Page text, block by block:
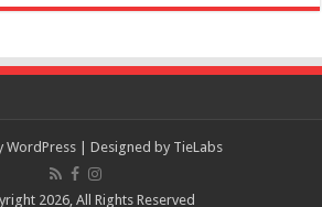
WordPress | Designed by TieLabs
2026, All Rights Reserved